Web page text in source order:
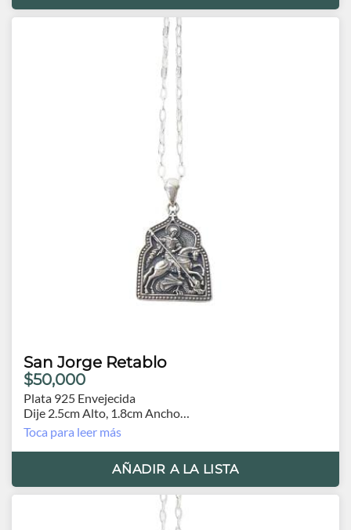
San Jorge Retablo
$50,000
Plata 925 Envejecida
Dije 2.5cm Alto, 1.8cm Ancho
Cadena 60cm
Toca para leer más
AÑADIR A LA LISTA